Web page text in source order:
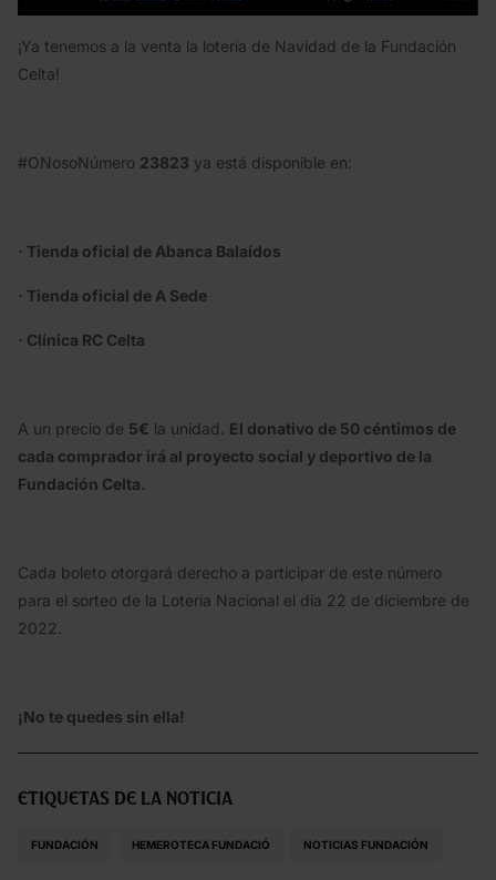
¡Ya tenemos a la venta la lotería de Navidad de la Fundación
Celta!
#ONosoNúmero 23823 ya está disponible en:
· Tienda oficial de Abanca Balaídos
· Tienda oficial de A Sede
· Clínica RC Celta
A un precio de 5€ la unidad. El donativo de 50 céntimos de
cada comprador irá al proyecto social y deportivo de la
Fundación Celta.
Cada boleto otorgará derecho a participar de este número
para el sorteo de la Lotería Nacional el día 22 de diciembre de
2022.
¡No te quedes sin ella!
Etiquetas de la noticia
FUNDACIÓN HEMEROTECA FUNDACIÓ NOTICIAS FUNDACIÓN